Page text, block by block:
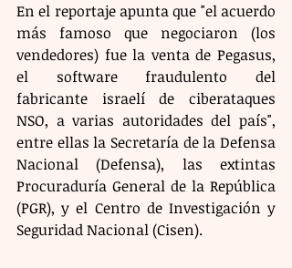
En el reportaje apunta que "el acuerdo
más famoso que negociaron (los
vendedores) fue la venta de Pegasus,
el software fraudulento del
fabricante israelí de ciberataques
NSO, a varias autoridades del país",
entre ellas la Secretaría de la Defensa
Nacional (Defensa), las extintas
Procuraduría General de la República
(PGR), y el Centro de Investigación y
Seguridad Nacional (Cisen).